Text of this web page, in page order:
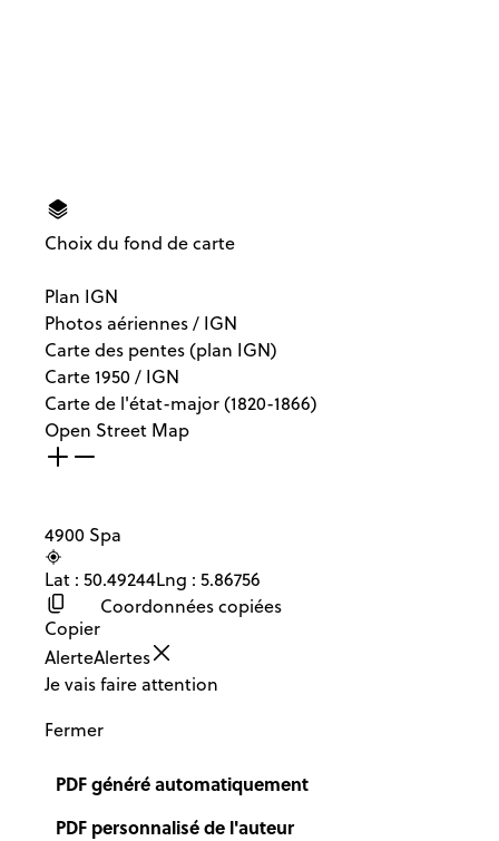
Choix du fond de carte
Plan IGN
Photos aériennes / IGN
Carte des pentes (plan IGN)
Carte 1950 / IGN
Carte de l'état-major (1820-1866)
Open Street Map
4900 Spa
Lat : 50.49244Lng : 5.86756
Copier
Coordonnées copiées
AlerteAlertes
Je vais faire attention
Fermer
PDF généré automatiquement
PDF personnalisé de l'auteur